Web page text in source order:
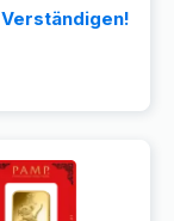
Verständigen!